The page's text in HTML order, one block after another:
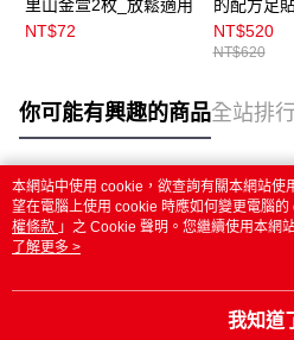
里山金萱2枚_放鬆適用
NT$72
的配方足
組(20枚)_
NT$520
NT$620
你可能有興趣的商品全站排行
熱門標籤
本網站中使用 cookie，欲查詢有關本網站使
望在電腦上使用 cookie 時應如何變更電腦
權條款 」之 Cookie 聲明。您繼續使用本網
用條款之 Cookie 聲明使用 cookie。
了解更多 >
我知道